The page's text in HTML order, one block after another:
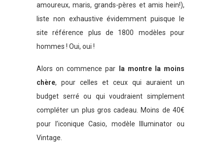
amoureux, maris, grands-pères et amis hein!),
liste non exhaustive évidemment puisque le
site référence plus de 1800 modèles pour
hommes ! Oui, oui !
Alors on commence par
la montre la moins
chère, pour celles et ceux qui auraient un
budget serré ou qui voudraient simplement
compléter un plus gros cadeau. Moins de 40€
pour l’iconique Casio, modèle Illuminator ou
Vintage.